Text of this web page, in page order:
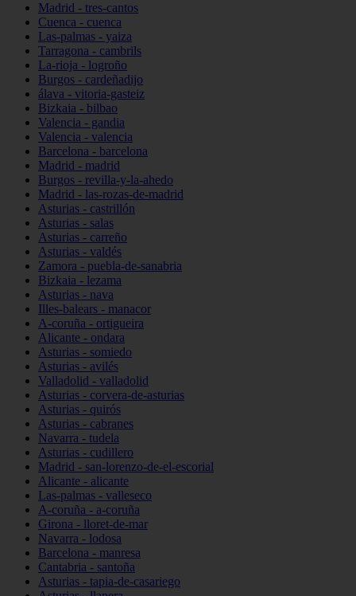
Madrid - tres-cantos
Cuenca - cuenca
Las-palmas - yaiza
Tarragona - cambrils
La-rioja - logroño
Burgos - cardeñadijo
álava - vitoria-gasteiz
Bizkaia - bilbao
Valencia - gandia
Valencia - valencia
Barcelona - barcelona
Madrid - madrid
Burgos - revilla-y-la-ahedo
Madrid - las-rozas-de-madrid
Asturias - castrillón
Asturias - salas
Asturias - carreño
Asturias - valdés
Zamora - puebla-de-sanabria
Bizkaia - lezama
Asturias - nava
Illes-balears - manacor
A-coruña - ortigueira
Alicante - ondara
Asturias - somiedo
Asturias - avilés
Valladolid - valladolid
Asturias - corvera-de-asturias
Asturias - quirós
Asturias - cabranes
Navarra - tudela
Asturias - cudillero
Madrid - san-lorenzo-de-el-escorial
Alicante - alicante
Las-palmas - valleseco
A-coruña - a-coruña
Girona - lloret-de-mar
Navarra - lodosa
Barcelona - manresa
Cantabria - santoña
Asturias - tapia-de-casariego